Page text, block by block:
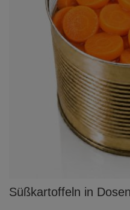
Süßkartoffeln in Dosen